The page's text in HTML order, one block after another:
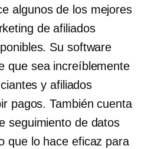
algunos de los mejores
de afiliados
Su software
que sea increíblemente
y afiliados
pagos. También cuenta
seguimiento de datos
que lo hace eficaz para